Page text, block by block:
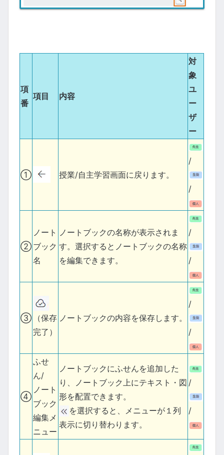
項
番
項目 内容
対
象
ユ
ー
ザ
ー
① 授業/自主学習画面に戻ります。
/
/
②
ノート
ブック
名
ノートブックの名称が表示されま
す。選択するとノートブックの名称
を編集できます。
/
/
③
（保存
完了）
ノートブックの内容を保存します。
/
/
④
ふせ
ん/
ノート
ブック
編集メ
ニュー
ノートブックにふせんを追加した
り、ノートブック上にテキスト・図
形を配置できます。
を選択すると、メニューが１列
表示に切り替わります。
/
/